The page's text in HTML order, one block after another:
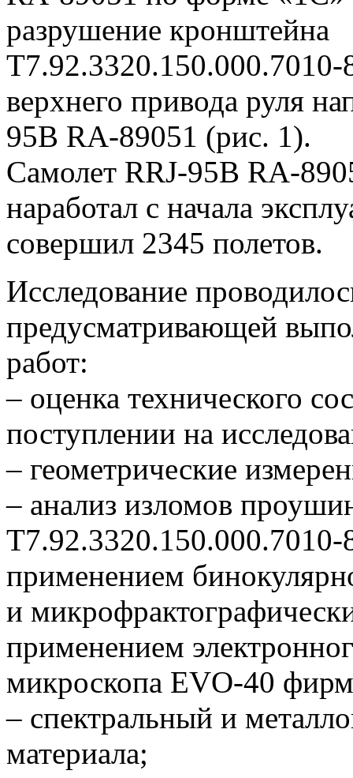
разрушение кронштейна
Т7.92.3320.150.000.7010-
верхнего привода руля
95B RA-89051 (рис. 1).
Самолет RRJ-95B RA-
наработал с начала
совершил 2345 полетов.
Исследование
предусматривающей
работ:
– оценка технического
поступлении на
– геометрические
– анализ изломов
применением
и
применением
микроскопа EVO-40
– спектральный и
материала;